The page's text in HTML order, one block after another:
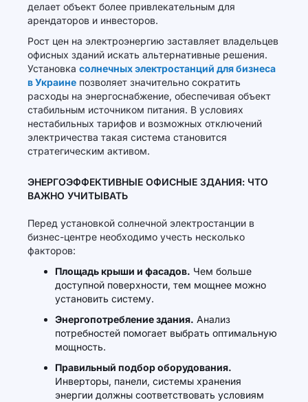
делает объект более привлекательным для
арендаторов и инвесторов.
Рост цен на электроэнергию заставляет владельцев
офисных зданий искать альтернативные решения.
Установка солнечных электростанций для бизнеса
в Украине позволяет значительно сократить
расходы на энергоснабжение, обеспечивая объект
стабильным источником питания. В условиях
нестабильных тарифов и возможных отключений
электричества такая система становится
стратегическим активом.
ЭНЕРГОЭФФЕКТИВНЫЕ ОФИСНЫЕ ЗДАНИЯ: ЧТО
ВАЖНО УЧИТЫВАТЬ
Перед установкой солнечной электростанции в
бизнес-центре необходимо учесть несколько
факторов:
Площадь крыши и фасадов. Чем больше
доступной поверхности, тем мощнее можно
установить систему.
Энергопотребление здания. Анализ
потребностей помогает выбрать оптимальную
мощность.
Правильный подбор оборудования.
Инверторы, панели, системы хранения
энергии должны соответствовать условиям